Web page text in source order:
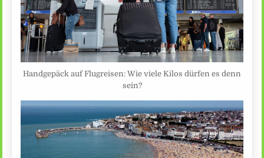
Handgepäck auf Flugreisen: Wie viele Kilos dürfen es denn
sein?